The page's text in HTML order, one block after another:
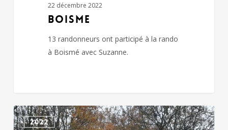
22 décembre 2022
BOISME
13 randonneurs ont participé à la rando
à Boismé avec Suzanne.
SAINT-
SAUVEUR
2022